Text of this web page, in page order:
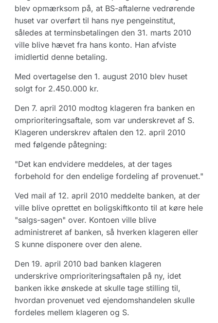
blev opmærksom på, at BS-aftalerne vedrørende
huset var overført til hans nye pengeinstitut,
således at terminsbetalingen den 31. marts 2010
ville blive hævet fra hans konto. Han afviste
imidlertid denne betaling.
Med overtagelse den 1. august 2010 blev huset
solgt for 2.450.000 kr.
Den 7. april 2010 modtog klageren fra banken en
omprioriteringsaftale, som var underskrevet af S.
Klageren underskrev aftalen den 12. april 2010
med følgende påtegning:
"Det kan endvidere meddeles, at der tages
forbehold for den endelige fordeling af provenuet."
Ved mail af 12. april 2010 meddelte banken, at der
ville blive oprettet en boligskiftkonto til at køre hele
"salgs-sagen" over. Kontoen ville blive
administreret af banken, så hverken klageren eller
S kunne disponere over den alene.
Den 19. april 2010 bad banken klageren
underskrive omprioriteringsaftalen på ny, idet
banken ikke ønskede at skulle tage stilling til,
hvordan provenuet ved ejendomshandelen skulle
fordeles mellem klageren og S.